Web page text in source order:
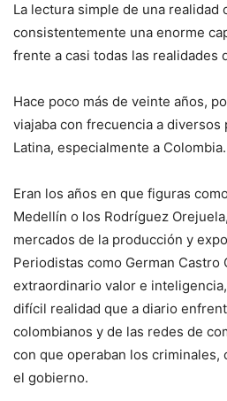
La lectura simple de una realidad
consistentemente una enorme
frente a casi todas las realidades
Hace poco más de veinte años,
viajaba con frecuencia a diversos
Latina, especialmente a Colombia.
Eran los años en que figuras
Medellín o los Rodríguez
mercados de la producción y
Periodistas como German Castro
extraordinario valor e
difícil realidad que a diario
colombianos y de las redes de
con que operaban los criminales,
el gobierno.